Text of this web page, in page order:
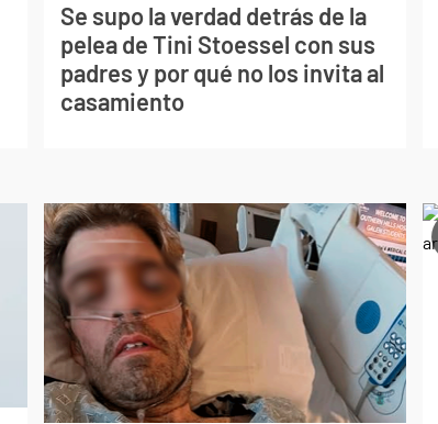
Se supo la verdad detrás de la
pelea de Tini Stoessel con sus
padres y por qué no los invita al
casamiento